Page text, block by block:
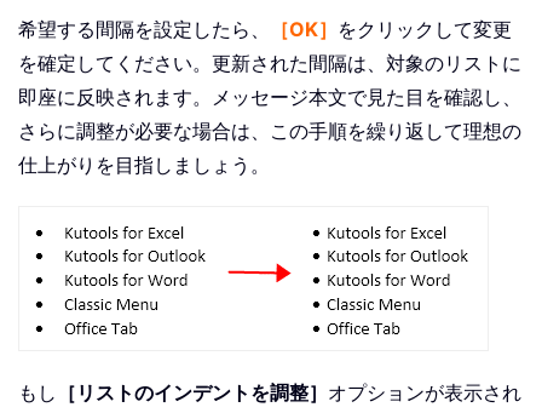
希望する間隔を設定したら、 ［OK］ をクリックして変更
を確定してください。更新された間隔は、対象のリストに
即座に反映されます。メッセージ本文で見た目を確認し、
さらに調整が必要な場合は、この手順を繰り返して理想の
仕上がりを目指しましょう。
もし ［リストのインデントを調整］ オプションが表示され